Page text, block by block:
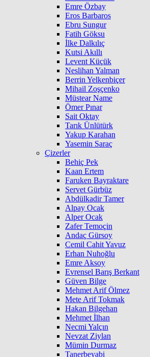
Emre Özbay
Eros Barbaros
Ebru Sungur
Fatih Göksu
İlke Dalkılıç
Kutsi Akıllı
Levent Küçük
Neslihan Yalman
Berrin Yelkenbiçer
Mihail Zoşçenko
Müstear Name
Ömer Pınar
Sait Oktay
Tarık Ünlütürk
Yakup Karahan
Yasemin Saraç
Çizerler
Behiç Pek
Kaan Ertem
Faruken Bayraktare
Servet Gürbüz
Abdülkadir Tamer
Alpay Ocak
Alper Ocak
Zafer Temoçin
Andaç Gürsoy
Cemil Cahit Yavuz
Erhan Nuhoğlu
Emre Aksoy
Evrensel Barış Berkant
Güven Bilge
Mehmet Arif Ölmez
Mete Arif Tokmak
Hakan Bilgehan
Mehmet İlhan
Necmi Yalçın
Nevzat Ziylan
Mümin Durmaz
Tanerbeyabi